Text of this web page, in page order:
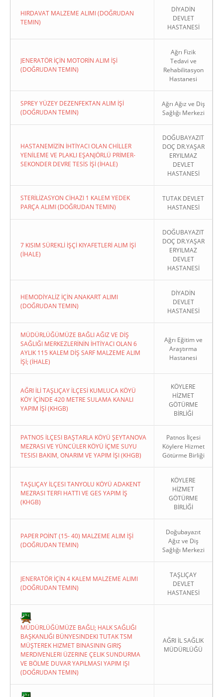
HIRDAVAT MALZEME ALIMI (DOĞRUDAN
TEMIN)
DİYADİN
DEVLET
HASTANESİ
JENERATÖR İÇİN MOTORİN ALIM İŞİ
(DOĞRUDAN TEMIN)
Ağrı Fizik
Tedavi ve
Rehabilitasyon
Hastanesi
SPREY YÜZEY DEZENFEKTAN ALIM İŞİ
(DOĞRUDAN TEMIN)
Ağrı Ağız ve Diş
Sağlığı Merkezi
HASTANEMİZİN İHTİYACI OLAN CHİLLER
YENİLEME VE PLAKLI EŞANJÖRLÜ PRİMER-
SEKONDER DEVRE TESİS İŞİ (İHALE)
DOĞUBAYAZIT
DOÇ DR.YAŞAR
ERYILMAZ
DEVLET
HASTANESİ
STERİLİZASYON CİHAZI 1 KALEM YEDEK
PARÇA ALIMI (DOĞRUDAN TEMIN)
TUTAK DEVLET
HASTANESİ
7 KISIM SÜREKLİ İŞÇİ KIYAFETLERİ ALIM İŞİ
(İHALE)
DOĞUBAYAZIT
DOÇ DR.YAŞAR
ERYILMAZ
DEVLET
HASTANESİ
HEMODİYALİZ İÇİN ANAKART ALIMI
(DOĞRUDAN TEMIN)
DİYADİN
DEVLET
HASTANESİ
MÜDÜRLÜĞÜMÜZE BAĞLI AĞIZ VE DİŞ
SAĞLIĞI MERKEZLERİNİN İHTİYACI OLAN 6
AYLIK 115 KALEM DİŞ SARF MALZEME ALIM
İŞİ; (İHALE)
Ağrı Eğitim ve
Araştırma
Hastanesi
AĞRI İLİ TAŞLIÇAY İLÇESİ KUMLUCA KÖYÜ
KÖY İÇİNDE 420 METRE SULAMA KANALI
YAPIM İŞİ (KHGB)
KÖYLERE
HİZMET
GÖTÜRME
BİRLİĞİ
PATNOS İLÇESI BAŞTARLA KÖYÜ ŞEYTANOVA
MEZRASI VE YÜNCÜLER KÖYÜ İÇME SUYU
TESISI BAKIM, ONARIM VE YAPIM İŞI (KHGB)
Patnos İlçesi
Köylere Hizmet
Götürme Birliği
TAŞLIÇAY İLÇESI TANYOLU KÖYÜ ADAKENT
MEZRASI TERFI HATTI VE GES YAPIM İŞ
(KHGB)
KÖYLERE
HİZMET
GÖTÜRME
BİRLİĞİ
PAPER POİNT (15- 40) MALZEME ALIM İŞİ
(DOĞRUDAN TEMIN)
Doğubayazıt
Ağız ve Diş
Sağlığı Merkezi
JENERATÖR İÇİN 4 KALEM MALZEME ALIMI
(DOĞRUDAN TEMIN)
TAŞLIÇAY
DEVLET
HASTANESİ
MÜDÜRLÜĞÜMÜZE BAĞLI; HALK SAĞLIĞI
BAŞKANLIĞI BÜNYESINDEKI TUTAK TSM
MÜŞTEREK HIZMET BINASININ GIRIŞ
MERDIVENLERI ÜZERINE ÇELIK SUNDURMA
VE BÖLME DUVAR YAPILMASI YAPIM IŞI
(DOĞRUDAN TEMIN)
AĞRI İL SAĞLIK
MÜDÜRLÜĞÜ